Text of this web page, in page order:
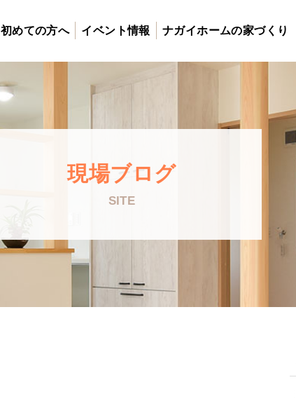
初めての方へ イベント情報 ナガイホームの家づくり
現場ブログ
SITE